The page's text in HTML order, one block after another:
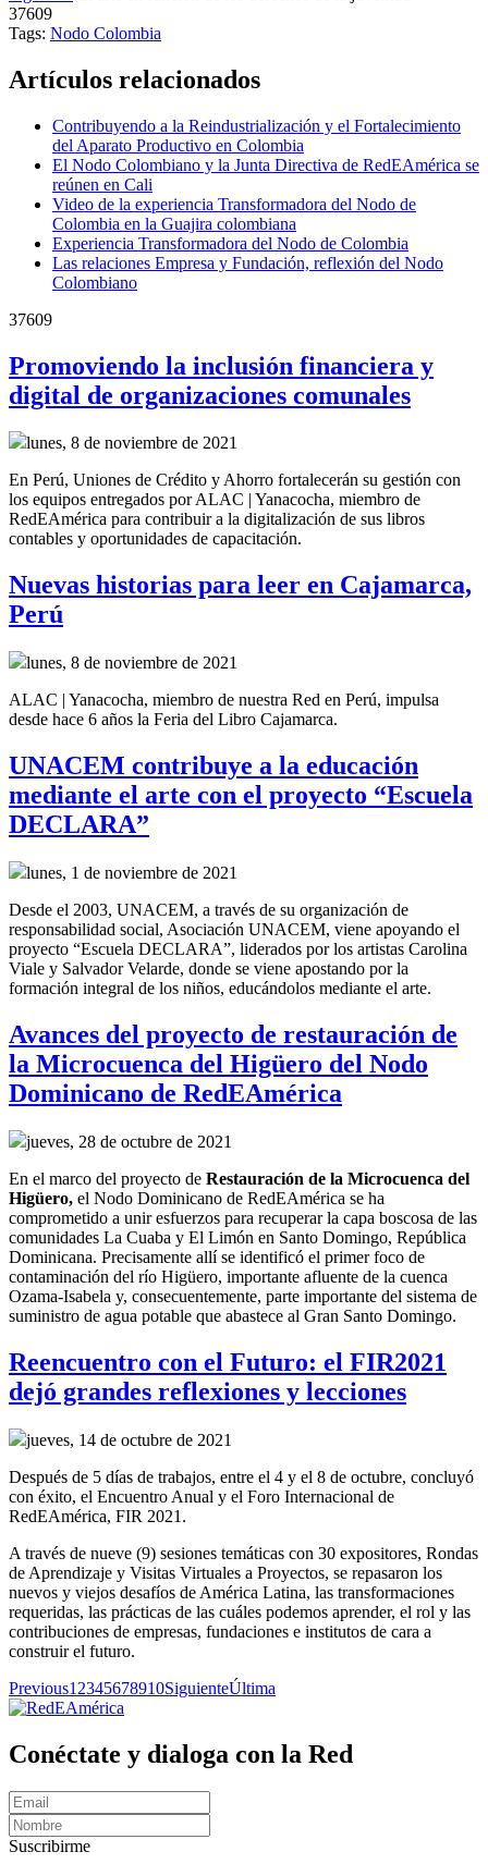
37609
Tags: Nodo Colombia
Artículos relacionados
Contribuyendo a la Reindustrialización y el Fortalecimiento
del Aparato Productivo en Colombia
El Nodo Colombiano y la Junta Directiva de RedEAmérica se
reúnen en Cali
Video de la experiencia Transformadora del Nodo de
Colombia en la Guajira colombiana
Experiencia Transformadora del Nodo de Colombia
Las relaciones Empresa y Fundación, reflexión del Nodo
Colombiano
37609
Promoviendo la inclusión financiera y
digital de organizaciones comunales
lunes, 8 de noviembre de 2021
En Perú, Uniones de Crédito y Ahorro fortalecerán su gestión con
los equipos entregados por ALAC | Yanacocha, miembro de
RedEAmérica para contribuir a la digitalización de sus libros
contables y oportunidades de capacitación.
Nuevas historias para leer en Cajamarca,
Perú
lunes, 8 de noviembre de 2021
ALAC | Yanacocha, miembro de nuestra Red en Perú, impulsa
desde hace 6 años la Feria del Libro Cajamarca.
UNACEM contribuye a la educación
mediante el arte con el proyecto “Escuela
DECLARA”
lunes, 1 de noviembre de 2021
Desde el 2003, UNACEM, a través de su organización de
responsabilidad social, Asociación UNACEM, viene apoyando el
proyecto “Escuela DECLARA”, liderados por los artistas Carolina
Viale y Salvador Velarde, donde se viene apostando por la
formación integral de los niños, educándolos mediante el arte.
Avances del proyecto de restauración de
la Microcuenca del Higüero del Nodo
Dominicano de RedEAmérica
jueves, 28 de octubre de 2021
En el marco del proyecto de Restauración de la Microcuenca del
Higüero, el Nodo Dominicano de RedEAmérica se ha
comprometido a unir esfuerzos para recuperarla capa boscosa de las
comunidades La Cuaba y El Limón en Santo Domingo, República
Dominicana. Precisamente allíse identificó el primer foco de
contaminación del río Higüero, importante afluente de la cuenca
Ozama-Isabela y, consecuentemente, parte importante del sistema de
suministro de agua potable que abastece al Gran Santo Domingo.
Reencuentro con el Futuro: el FIR2021
dejó grandes reflexiones y lecciones
jueves, 14 de octubre de 2021
Después de 5 días de trabajos, entre el 4 y el 8 de octubre, concluyó
con éxito, el Encuentro Anual y el Foro Internacional de
RedEAmérica, FIR 2021.
A través de nueve (9) sesiones temáticas con 30 expositores, Rondas
de Aprendizaje y Visitas Virtuales a Proyectos, se repasaron los
nuevos y viejos desafíos de América Latina, las transformaciones
requeridas, las prácticas de las cuáles podemos aprender, el rol y las
contribuciones de empresas, fundaciones e institutos de cara a
construir el futuro.
Previous1 2345678910SiguienteÚltima
Conéctate y dialoga con la Red
Suscribirme